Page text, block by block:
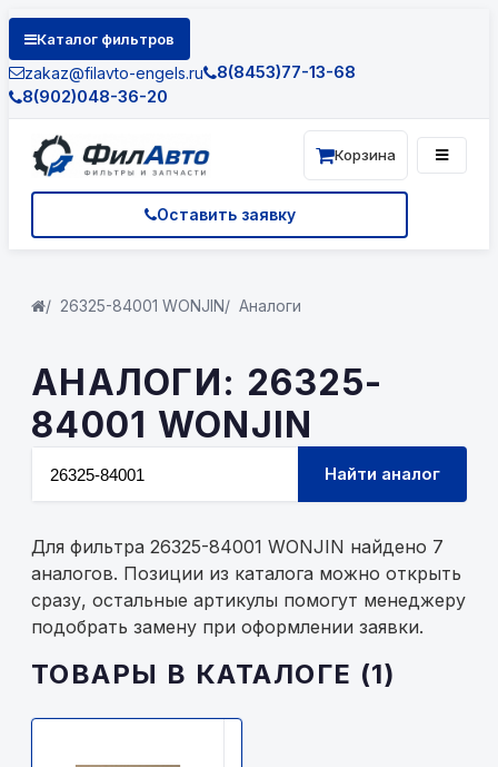
Каталог фильтров
zakaz@filavto-engels.ru
8(8453)77-13-68
8(902)048-36-20
Оставить заявку
Корзина
26325-84001 WONJIN Аналоги
АНАЛОГИ: 26325-
84001 WONJIN
Найти аналог
Для фильтра 26325-84001 WONJIN найдено 7
аналогов. Позиции из каталога можно открыть
сразу, остальные артикулы помогут менеджеру
подобрать замену при оформлении заявки.
ТОВАРЫ В КАТАЛОГЕ (1)